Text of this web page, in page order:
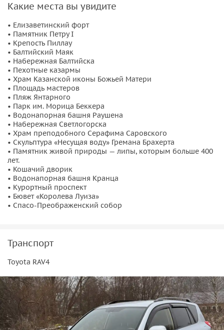
Янтарный
В Янтарном вы узнаете всё о добыче янтаря, переработке
и удивительных свойствах этого солнечного камня.
Прогуляетесь по парку им. Беккера, спуститесь к самому
красивому пляжу Калининградской области со статусом
«Голубой флаг», посетите Янтарное производство, где вы
увидите как создаются авторские украшения из янтаря.
❤️
Светлогорск
А после вас ожидает прогулка в город Светлогорск
(довоенное название —
Раушен, когда-то любимый курортный город немецкой
движение Cittaslow
низменности — город мечта.
🐈
Зеленоградск
Затем мы совершим прогулку по одному из первых
Какие места вы увидите
• Елизаветинский форт
• Памятник Петру I
• Крепость Пиллау
• Балтийский Маяк
• Набережная Балтийска
• Пехотные казармы
• Храм Казанской иконы Божьей Матери
• Площадь мастеров
• Пляж Янтарного
• Парк им. Морица Беккера
• Водонапорная башня Раушена
• Набережная Светлогорска
• Храм преподобного Серафима Саровского
• Скульптура «Несущая воду» Гремана Брахерта
• Памятник живой природы — липы, которым больше 400
лет.
• Кошачий дворик
• Водонапорная башня Кранца
• Курортный проспект
• Бювет «Королева Луиза»
• Спасо-Преображенский собор
Транспорт
Toyota RAV4